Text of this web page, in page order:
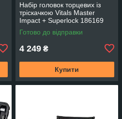
Набір головок торцевих із
тріскачкою Vitals Master
Impact + Superlock 186169
Готово до відправки
4 249 ₴
Купити